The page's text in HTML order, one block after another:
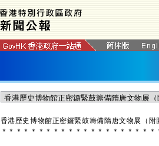
香港歷史博物館正密鑼緊鼓籌備隋唐文物展（附
＊ ＊ ＊ ＊ ＊ ＊ ＊ ＊ ＊ ＊ ＊ ＊ ＊ ＊ ＊ ＊ ＊ ＊ ＊ ＊ ＊